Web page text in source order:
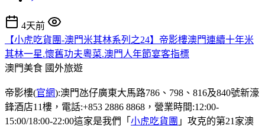
4天前
【小虎吃貨團-澳門米其林系列之24】帝影樓澳門連續十年米
其林一星.懷舊功夫粵菜.澳門人年節宴客指標
澳門美食 國外旅遊
帝影樓(官網):澳門氹仔廣東大馬路786、798、816及840號新濠
鋒酒店11樓，電話:+853 2886 8868，營業時間:12:00-
15:00/18:00-22:00這家是我們「 小虎吃貨團 」攻克的第21家澳